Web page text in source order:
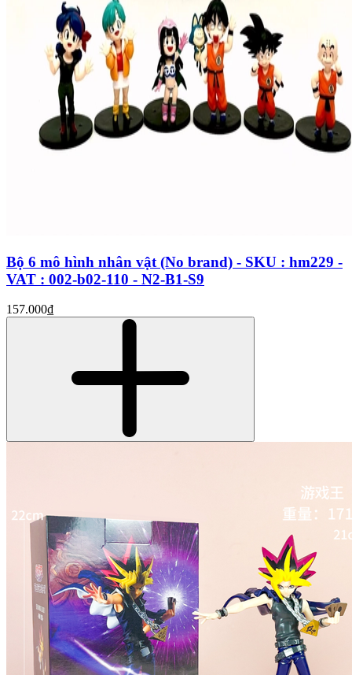
Bộ 6 mô hình nhân vật (No brand) - SKU : hm229 -
VAT : 002-b02-110 - N2-B1-S9
157.000₫